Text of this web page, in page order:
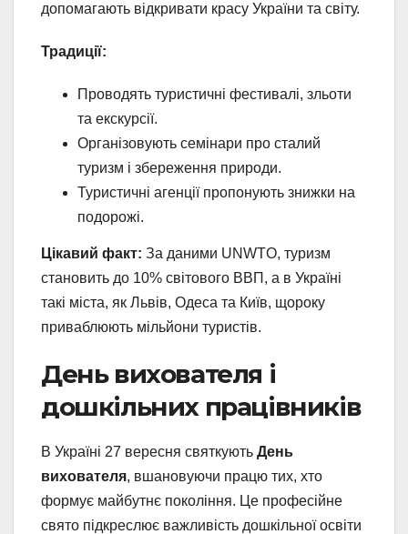
допомагають відкривати красу України та світу.
Традиції:
Проводять туристичні фестивалі, зльоти
та екскурсії.
Організовують семінари про сталий
туризм і збереження природи.
Туристичні агенції пропонують знижки на
подорожі.
Цікавий факт: За даними UNWTO, туризм
становить до 10% світового ВВП, а в Україні
такі міста, як Львів, Одеса та Київ, щороку
приваблюють мільйони туристів.
День вихователя і
дошкільних працівників
В Україні 27 вересня святкують День
вихователя, вшановуючи працю тих, хто
формує майбутнє покоління. Це професійне
свято підкреслює важливість дошкільної освіти